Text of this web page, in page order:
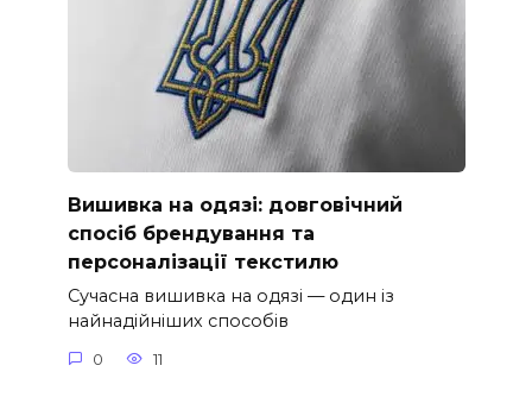
Вишивка на одязі: довговічний
спосіб брендування та
персоналізації текстилю
Сучасна вишивка на одязі — один із
найнадійніших способів
0 11